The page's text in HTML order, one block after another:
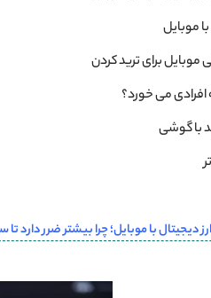
موبایل
برای ترید کردن
می ‌خورد؟
با گوشی
دیجیتال با موبایل؛ چرا بیشتر ضرر دارد تا